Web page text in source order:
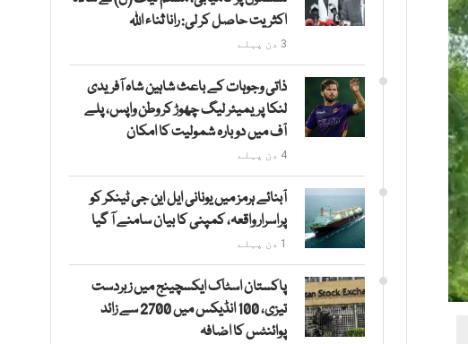
اکثریت حاصل کر لی: رانا ثناء اللہ
3 دن پہلے
ذاتی وجوہات کے باعث شاہین شاہ آفریدی
لنکا پریمیئر لیگ چھوڑ کر وطن واپس، پلے
آف میں دوبارہ شمولیت کا امکان
4 دن پہلے
آبنائے ہرمز میں یونانی ایل این جی ٹینکر کو
پراسرار واقعہ، کمپنی کا بیان سامنے آ گیا
1 دن پہلے
پاکستان اسٹاک ایکسچینج میں زبردست
تیزی، 100 انڈیکس میں 2700 سے زائد
پوائنٹس کا اضافہ